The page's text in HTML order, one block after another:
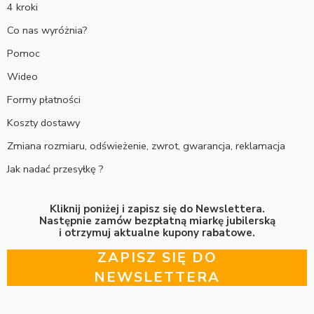
4 kroki
Co nas wyróżnia?
Pomoc
Wideo
Formy płatności
Koszty dostawy
Zmiana rozmiaru, odświeżenie, zwrot, gwarancja, reklamacja
Jak nadać przesyłkę ?
Kliknij poniżej i zapisz się do Newslettera.
Następnie zamów bezpłatną miarkę jubilerską
i otrzymuj aktualne kupony rabatowe.
ZAPISZ SIĘ DO
NEWSLETTERA